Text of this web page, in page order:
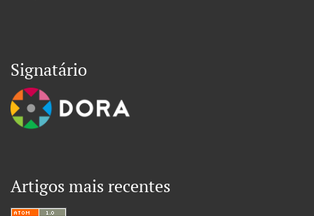
Signatário
Artigos mais recentes